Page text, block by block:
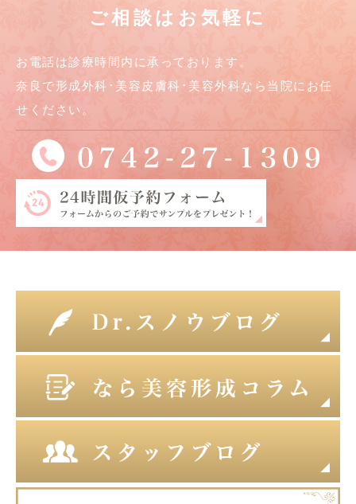
ご相談はお気軽に
お電話は診療時間内に承っております。
奈良で形成外科･美容皮膚科･美容外科なら当院にお任
せください。